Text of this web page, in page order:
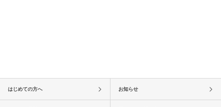
はじめての方へ お知らせ